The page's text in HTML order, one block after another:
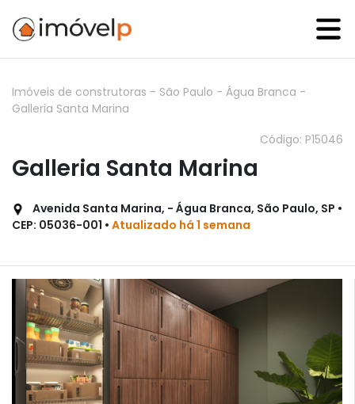
Imóveis de construtoras - São Paulo - Água Branca -
Galleria Santa Marina
Código: P15046
Galleria Santa Marina
Avenida Santa Marina, - Água Branca, São Paulo, SP •
CEP: 05036-001 • Atualizado há 1 semana